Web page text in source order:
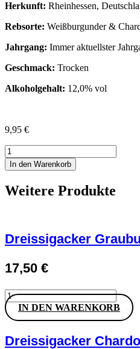
Herkunft: Rheinhessen,
Rebsorte: Weißburgunder &
Jahrgang: Immer aktuellster
Geschmack: Trocken
Alkoholgehalt: 12,0% vol
9,95 €
Groh
»Grohsartig«
Weißburgunder
Chardonnay
In den Warenkorb
Weitere Produkte
Dreissigacker
17,50 €
Dreissigacker
Grauburgunder
Menge
IN DEN WARENKORB
Dreissigacker